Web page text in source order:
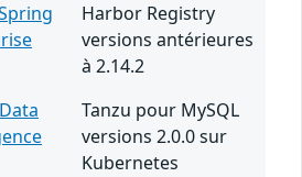
Harbor Registry
versions antérieures
à 2.14.2
Tanzu pour MySQL
versions 2.0.0 sur
Kubernetes